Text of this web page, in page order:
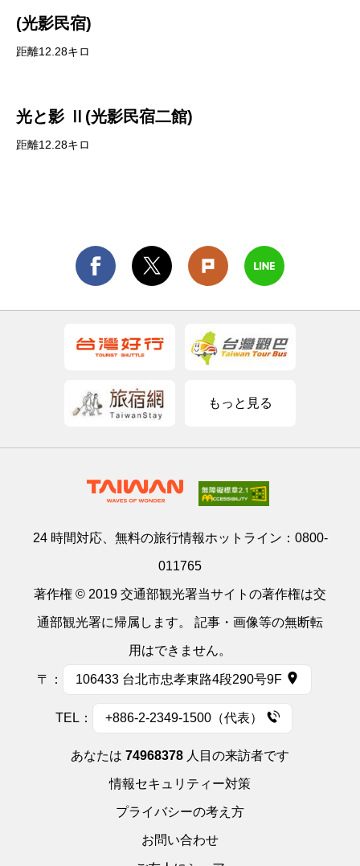
(光影民宿)
距離12.28キロ
光と影 Ⅱ(光影民宿二館)
距離12.28キロ
もっと見る
24 時間対応、無料の旅行情報ホットライン： 0800-
011765
著作権 © 2019 交通部観光署当サイトの著作権は交
通部観光署に帰属します。 記事・画像等の無断転
用はできません。
〒： 106433 台北市忠孝東路4段290号9F
TEL： +886-2-2349-1500（代表）
あなたは 74968378 人目の来訪者です
情報セキュリティー対策
プライバシーの考え方
お問い合わせ